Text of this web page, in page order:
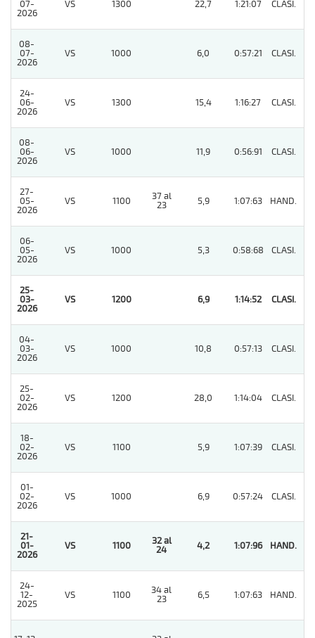
07-
2026
VS 1300 22,7 1:21:07 CLASI.
08-
07-
2026
VS 1000 6,0 0:57:21 CLASI.
24-
06-
2026
VS 1300 15,4 1:16:27 CLASI.
08-
06-
2026
VS 1000 11,9 0:56:91 CLASI.
27-
05-
2026
VS 1100
37 al
23
5,9 1:07:63 HAND.
06-
05-
2026
VS 1000 5,3 0:58:68 CLASI.
25-
03-
2026
VS 1200 6,9 1:14:52 CLASI.
04-
03-
2026
VS 1000 10,8 0:57:13 CLASI.
25-
02-
2026
VS 1200 28,0 1:14:04 CLASI.
18-
02-
2026
VS 1100 5,9 1:07:39 CLASI.
01-
02-
2026
VS 1000 6,9 0:57:24 CLASI.
21-
01-
2026
VS 1100
32 al
24
4,2 1:07:96 HAND.
24-
12-
2025
VS 1100
34 al
23
6,5 1:07:63 HAND.